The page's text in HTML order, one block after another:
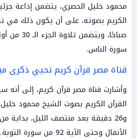
محمود خليل الحصري، يتضمن إذاعة
صباحًا،
سورة الناس.
قناة مصر قرآن كريم تحيي ذكرى
وأشارت قناة مصر قرآن كريم، إلى أنه
الأنفال وحتى الآية 92 من سورة التوبة.